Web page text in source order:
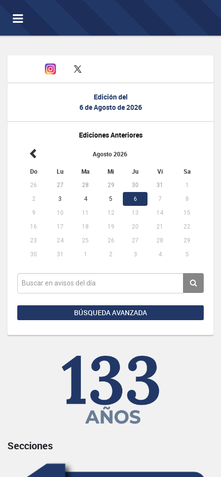
Toggle
navigation
Edición del
6 de Agosto de 2026
Ediciones Anteriores
Agosto 2026
Do Lu Ma Mi Ju Vi Sa
26 27 28 29 30 31
1
2
3 4 5 6 7
8
9
10 11 12 13 14
15
16
17 18 19 20 21
22
23
24 25 26 27 28
29
30
31 1 2 3 4 5
BÚSQUEDA AVANZADA
Secciones